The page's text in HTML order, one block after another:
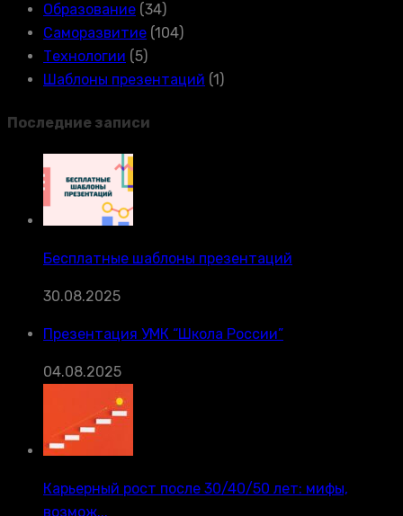
Образование (34)
Саморазвитие (104)
Технологии (5)
Шаблоны презентаций (1)
Последние записи
Бесплатные шаблоны презентаций
30.08.2025
Презентация УМК “Школа России”
04.08.2025
Карьерный рост после 30/40/50 лет: мифы,
возмож...